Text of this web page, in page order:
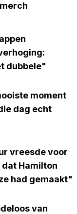
dubbele"
moment
dag echt
vreesde voor
Hamilton
had gemaakt"
van